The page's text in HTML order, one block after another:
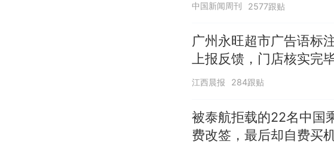
中国新闻周刊 2577跟贴
广州永旺超市广告语标
上报反馈，门店核实完
江西晨报 284跟贴
被泰航拒载的22名中国
费改签，最后却自费买